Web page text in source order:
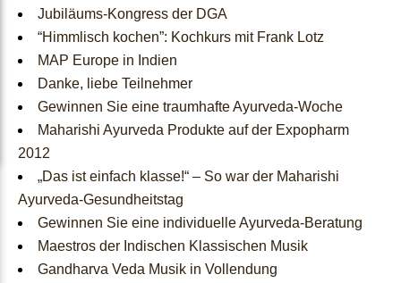
Konsultationen buchen Mini- Vaidyas
Kontakt
Jubiläums-Kongress der DGA
“Himmlisch kochen”: Kochkurs mit Frank Lotz
MAP Europe in Indien
Danke, liebe Teilnehmer
Gewinnen Sie eine traumhafte Ayurveda-Woche
Maharishi Ayurveda Produkte auf der Expopharm
2012
„Das ist einfach klasse!“ – So war der Maharishi
Ayurveda-Gesundheitstag
Gewinnen Sie eine individuelle Ayurveda-Beratung
Maestros der Indischen Klassischen Musik
Gandharva Veda Musik in Vollendung